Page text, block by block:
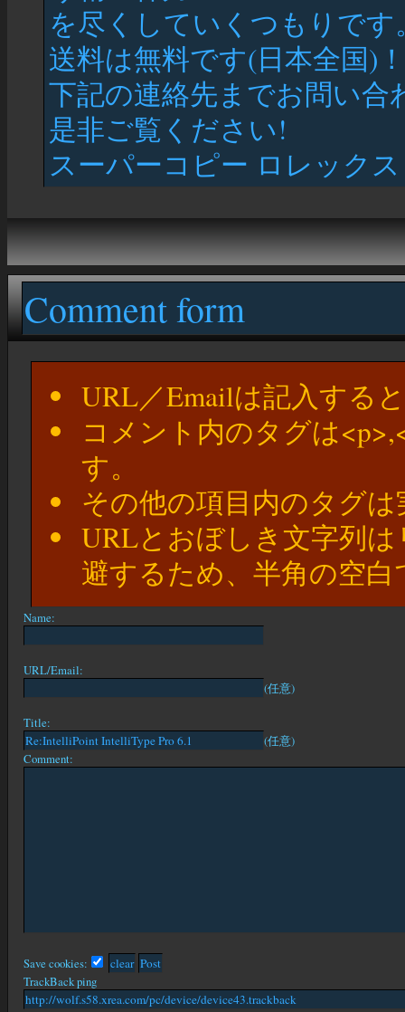
を尽くしていくつもりです
送料は無料です(日本全国)
下記の連絡先までお問い合
是非ご覧ください!
スーパーコピー ロレック
Comment form
URL／Emailは記入する
コメント内のタグは
す。
その他の項目内のタグ
URLとおぼしき文字列
避するため、半角の空
Name:
URL/Email:
(任意)
Title:
(任意)
Comment:
Save cookies:
TrackBack ping